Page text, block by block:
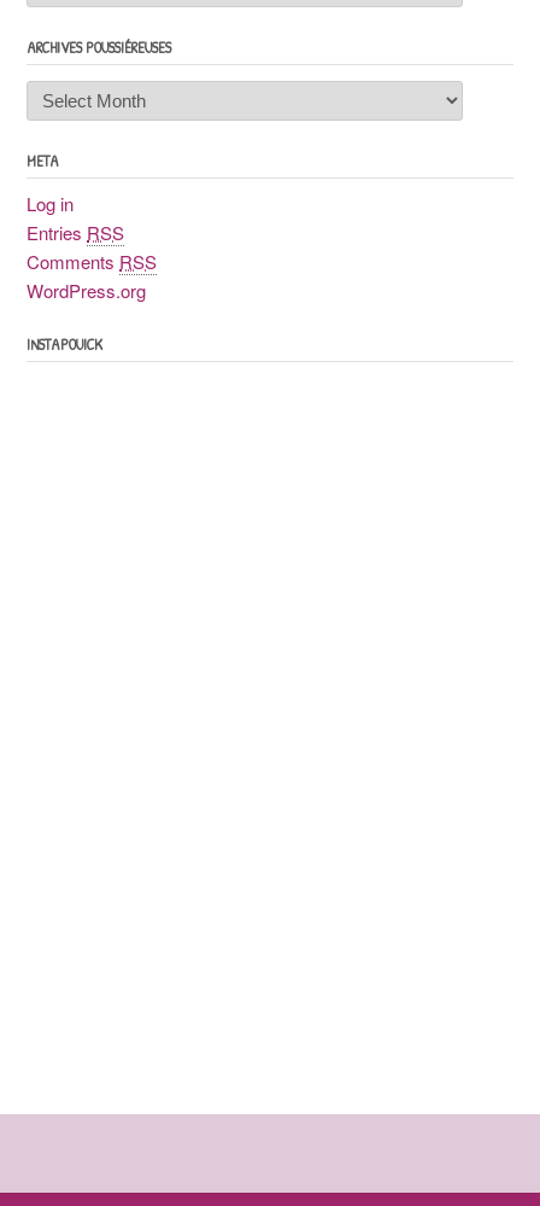
ARCHIVES POUSSIÉREUSES
Archives
poussiéreuses
META
Log in
Entries RSS
Comments RSS
WordPress.org
INSTAPOUICK